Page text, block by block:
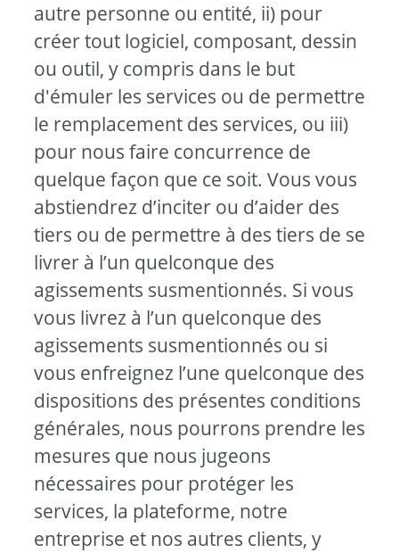
autre personne ou entité, ii) pour
créer tout logiciel, composant, dessin
ou outil, y compris dans le but
d'émuler les services ou de permettre
le remplacement des services, ou iii)
pour nous faire concurrence de
quelque façon que ce soit. Vous vous
abstiendrez d’inciter ou d’aider des
tiers ou de permettre à des tiers de se
livrer à l’un quelconque des
agissements susmentionnés. Si vous
vous livrez à l’un quelconque des
agissements susmentionnés ou si
vous enfreignez l’une quelconque des
dispositions des présentes conditions
générales, nous pourrons prendre les
mesures que nous jugeons
nécessaires pour protéger les
services, la plateforme, notre
entreprise et nos autres clients, y